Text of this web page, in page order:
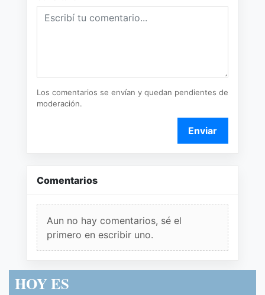
Los comentarios se envían y quedan pendientes de
moderación.
Enviar
Comentarios
Aun no hay comentarios, sé el
primero en escribir uno.
HOY ES